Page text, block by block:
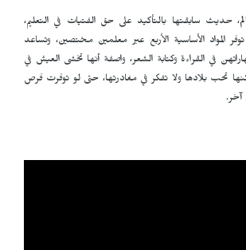
، حديث سابقتها بالتأكيد على حق الفتيات في التعليم،
المواد الأساسية الأربع عبر معلمين مختصين، وتساعد
في القراءة وكتابة الشعر، واصفة أنها تخشى العيش في
تحب بلادها ولا تفكر في مغادرتها، حتى لو توفرت فرص
آخر.